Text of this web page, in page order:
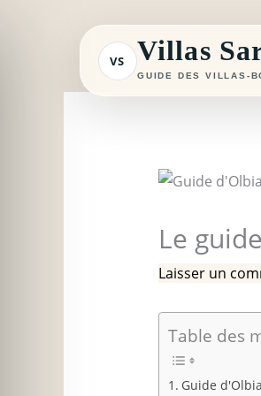
VS Villas
GUIDE DES VILLAS-
Le
Laisser un
Table des
Guide